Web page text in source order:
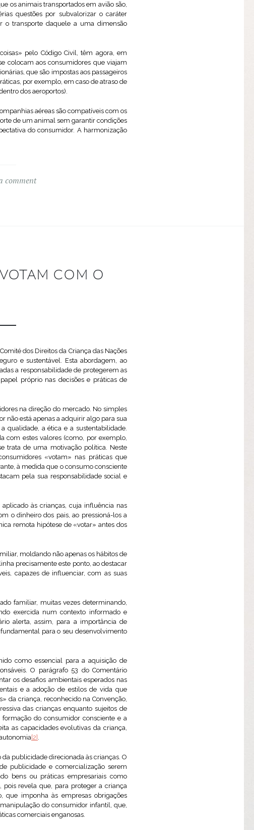
os animais transportados em avião são,
questões por subvalorizar o caráter
o transporte daquele a uma dimensão
pelo Código Civil, têm agora, em
colocam aos consumidores que viajam
que são impostas aos passageiros
por exemplo, em caso de atraso de
dos aeroportos).
aéreas são compatíveis com os
de um animal sem garantir condições
do consumidor. A harmonização
comment
COM O
dos Direitos da Criança das Nações
e sustentável. Esta abordagem, ao
a responsabilidade de protegerem as
próprio nas decisões e práticas de
na direção do mercado. No simples
não está apenas a adquirir algo para sua
qualidade, a ética e a sustentabilidade.
com estes valores (como, por exemplo,
trata de uma motivação política. Neste
«votam» nas práticas que
à medida que o consumo consciente
pela sua responsabilidade social e
às crianças, cuja influência nas
o dinheiro dos pais, ao pressioná-los a
remota hipótese de «votar» antes dos
moldando não apenas os hábitos de
precisamente este ponto, ao destacar
capazes de influenciar, com as suas
familiar, muitas vezes determinando,
exercida num contexto informado e
alerta, assim, para a importância de
para o seu desenvolvimento
como essencial para a aquisição de
O parágrafo 53 do Comentário
os desafios ambientais esperados nas
e a adoção de estilos de vida que
da criança, reconhecido na Convenção,
das crianças enquanto sujeitos de
do consumidor consciente e a
as capacidades evolutivas da criança,
[2] .
publicidade direcionada às crianças. O
publicidade e comercialização serem
bens ou práticas empresariais como
pois revela que, para proteger a criança
que imponha às empresas obrigações
do consumidor infantil, que,
comerciais enganosas.